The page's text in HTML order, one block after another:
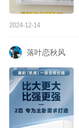
2024-12-14
落叶恋秋风